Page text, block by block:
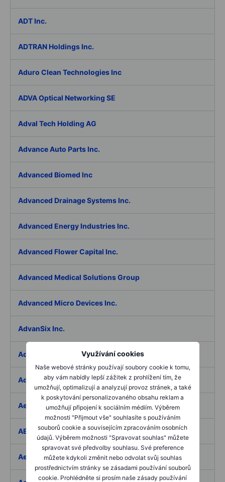
Využívání cookies
Naše webové stránky používají soubory cookie k tomu,
aby vám nabídly lepší zážitek z prohlížení tím, že
umožňují, optimalizují a analyzují provoz stránek, a také
k poskytování personalizovaného obsahu reklam a
umožňují připojení k sociálním médiím. Výběrem
možnosti "Přijmout vše" souhlasíte s používáním
souborů cookie a souvisejícím zpracováním osobních
údajů. Výběrem možnosti "Spravovat souhlas" můžete
spravovat své předvolby souhlasu. Své preference
můžete kdykoli změnit nebo odvolat svůj souhlas
prostřednictvím stránky se zásadami používání souborů
cookie. Prohlédněte si prosím naše zásady používání
ADT Inc.
ADTRAN Holdings Inc.
Aduro Clean Technologies Inc
ADVA Optical Networking SE
Adval Tech Holding AG
Advance Auto Parts Inc.
Advanced Biomed Inc
Advanced Drainage Systems Inc.
Advanced Energy Industries Inc.
Advanced Flower Capital Inc.
Advanced Medical Solutions Group
Advanced Micro Devices Inc.
AdvanSix Inc.
Advantage Solutions Inc.
Adyen NV
Aebi Schmidt Holding AG
AECOM
Aedes SpA